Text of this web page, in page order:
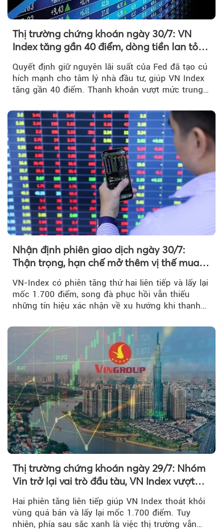
Thị trường chứng khoán ngày 30/7: VN
Index tăng gần 40 điểm, dòng tiền lan tỏa
mạnh sau tín hiệu tích cực từ Fed
Quyết định giữ nguyên lãi suất của Fed đã tạo cú
hích mạnh cho tâm lý nhà đầu tư, giúp VN Index
tăng gần 40 điểm. Thanh khoản vượt mức trung
Nhận định phiên giao dịch ngày 30/7:
Thận trọng, hạn chế mở thêm vị thế mua
VN-Index có phiên tăng thứ hai liên tiếp và lấy lại
mốc 1.700 điểm, song đà phục hồi vẫn thiếu
những tín hiệu xác nhận về xu hướng khi thanh
Thị trường chứng khoán ngày 29/7: Nhóm
Vin trở lại vai trò đầu tàu, VN Index vượt
Hai phiên tăng liên tiếp giúp VN Index thoát khỏi
vùng quá bán và lấy lại mốc 1.700 điểm. Tuy
nhiên, phía sau sắc xanh là việc thị trường vẫn